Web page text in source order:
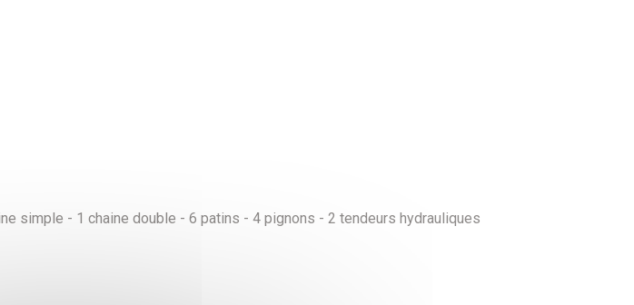
simple - 1 chaine double - 6 patins - 4 pignons - 2 tendeurs hydrauliques